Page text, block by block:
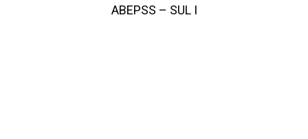
ABEPSS – SUL I